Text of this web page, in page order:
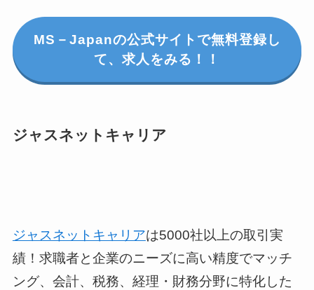
MS－Japanの公式サイトで無料登録し
て、求人をみる！！
ジャスネットキャリア
ジャスネットキャリアは5000社以上の取引実
績！求職者と企業のニーズに高い精度でマッチ
ング、会計、税務、経理・財務分野に特化した